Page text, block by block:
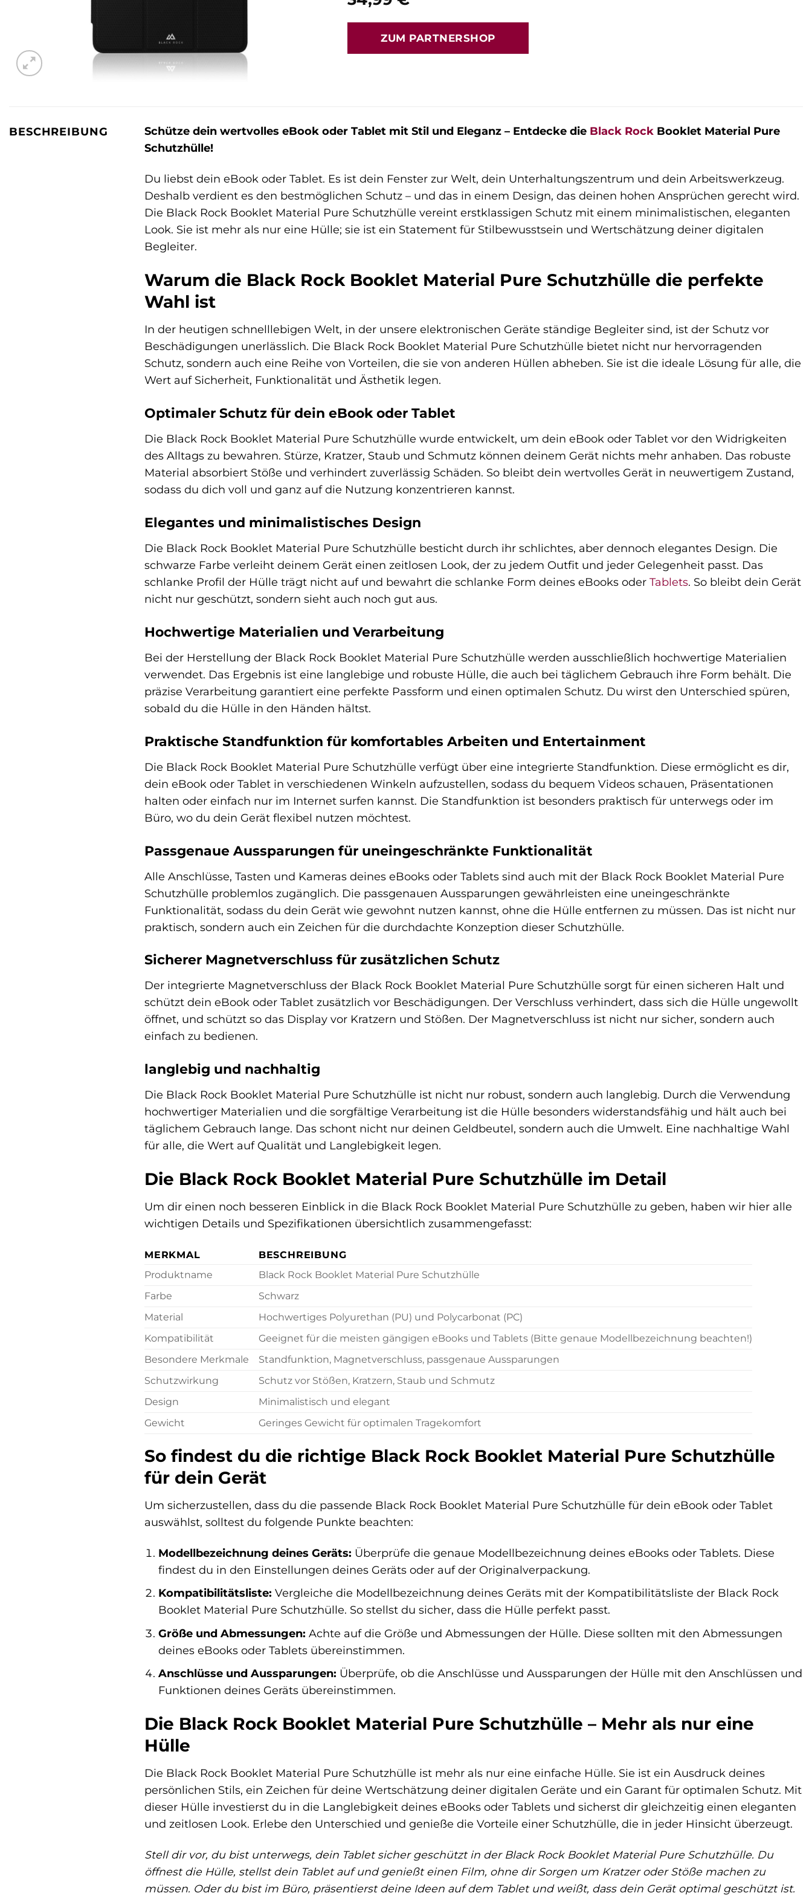
ZUM PARTNERSHOP
BESCHREIBUNG Schütze dein wertvolles eBook oder Tablet mit Stil und Eleganz – Entdecke die Black Rock Booklet Material Pure
Schutzhülle!
Du liebst dein eBook oder Tablet. Es ist dein Fenster zur Welt, dein Unterhaltungszentrum und dein Arbeitswerkzeug.
Deshalb verdient es den bestmöglichen Schutz – und das in einem Design, das deinen hohen Ansprüchen gerecht wird.
Die Black Rock Booklet Material Pure Schutzhülle vereint erstklassigen Schutz mit einem minimalistischen, eleganten
Look. Sie ist mehr als nur eine Hülle; sie ist ein Statement für Stilbewusstsein und Wertschätzung deiner digitalen
Begleiter.
Warum die Black Rock Booklet Material Pure Schutzhülle die perfekte
Wahl ist
In der heutigen schnelllebigen Welt, in der unsere elektronischen Geräte ständige Begleiter sind, ist der Schutz vor
Beschädigungen unerlässlich. Die Black Rock Booklet Material Pure Schutzhülle bietet nicht nur hervorragenden
Schutz, sondern auch eine Reihe von Vorteilen, die sie von anderen Hüllen abheben. Sie ist die ideale Lösung für alle, die
Wert auf Sicherheit, Funktionalität und Ästhetik legen.
Optimaler Schutz für dein eBook oder Tablet
Die Black Rock Booklet Material Pure Schutzhülle wurde entwickelt, um dein eBook oder Tablet vor den Widrigkeiten
des Alltags zu bewahren. Stürze, Kratzer, Staub und Schmutz können deinem Gerät nichts mehr anhaben. Das robuste
Material absorbiert Stöße und verhindert zuverlässig Schäden. So bleibt dein wertvolles Gerät in neuwertigem Zustand,
sodass du dich voll und ganz auf die Nutzung konzentrieren kannst.
Elegantes und minimalistisches Design
Die Black Rock Booklet Material Pure Schutzhülle besticht durch ihr schlichtes, aber dennoch elegantes Design. Die
schwarze Farbe verleiht deinem Gerät einen zeitlosen Look, der zu jedem Outfit und jeder Gelegenheit passt. Das
schlanke Profil der Hülle trägt nicht auf und bewahrt die schlanke Form deines eBooks oder Tablets. So bleibt dein Gerät
nicht nur geschützt, sondern sieht auch noch gut aus.
Hochwertige Materialien und Verarbeitung
Bei der Herstellung der Black Rock Booklet Material Pure Schutzhülle werden ausschließlich hochwertige Materialien
verwendet. Das Ergebnis ist eine langlebige und robuste Hülle, die auch bei täglichem Gebrauch ihre Form behält. Die
präzise Verarbeitung garantiert eine perfekte Passform und einen optimalen Schutz. Du wirst den Unterschied spüren,
sobald du die Hülle in den Händen hältst.
Praktische Standfunktion für komfortables Arbeiten und Entertainment
Die Black Rock Booklet Material Pure Schutzhülle verfügt über eine integrierte Standfunktion. Diese ermöglicht es dir,
dein eBook oder Tablet in verschiedenen Winkeln aufzustellen, sodass du bequem Videos schauen, Präsentationen
halten oder einfach nur im Internet surfen kannst. Die Standfunktion ist besonders praktisch für unterwegs oder im
Büro, wo du dein Gerät flexibel nutzen möchtest.
Passgenaue Aussparungen für uneingeschränkte Funktionalität
Alle Anschlüsse, Tasten und Kameras deines eBooks oder Tablets sind auch mit der Black Rock Booklet Material Pure
Schutzhülle problemlos zugänglich. Die passgenauen Aussparungen gewährleisten eine uneingeschränkte
Funktionalität, sodass du dein Gerät wie gewohnt nutzen kannst, ohne die Hülle entfernen zu müssen. Das ist nicht nur
praktisch, sondern auch ein Zeichen für die durchdachte Konzeption dieser Schutzhülle.
Sicherer Magnetverschluss für zusätzlichen Schutz
Der integrierte Magnetverschluss der Black Rock Booklet Material Pure Schutzhülle sorgt für einen sicheren Halt und
schützt dein eBook oder Tablet zusätzlich vor Beschädigungen. Der Verschluss verhindert, dass sich die Hülle ungewollt
öffnet, und schützt so das Display vor Kratzern und Stößen. Der Magnetverschluss ist nicht nur sicher, sondern auch
einfach zu bedienen.
langlebig und nachhaltig
Die Black Rock Booklet Material Pure Schutzhülle ist nicht nur robust, sondern auch langlebig. Durch die Verwendung
hochwertiger Materialien und die sorgfältige Verarbeitung ist die Hülle besonders widerstandsfähig und hält auch bei
täglichem Gebrauch lange. Das schont nicht nur deinen Geldbeutel, sondern auch die Umwelt. Eine nachhaltige Wahl
für alle, die Wert auf Qualität und Langlebigkeit legen.
Die Black Rock Booklet Material Pure Schutzhülle im Detail
Um dir einen noch besseren Einblick in die Black Rock Booklet Material Pure Schutzhülle zu geben, haben wir hier alle
wichtigen Details und Spezifikationen übersichtlich zusammengefasst:
MERKMAL
BESCHREIBUNG
Produktname
Black Rock Booklet Material Pure Schutzhülle
Farbe
Schwarz
Material
Hochwertiges Polyurethan (PU) und Polycarbonat (PC)
Kompatibilität
Geeignet für die meisten gängigen eBooks und Tablets (Bitte genaue Modellbezeichnung beachten!)
Besondere Merkmale
Standfunktion, Magnetverschluss, passgenaue Aussparungen
Schutzwirkung
Schutz vor Stößen, Kratzern, Staub und Schmutz
Design
Minimalistisch und elegant
Gewicht
Geringes Gewicht für optimalen Tragekomfort
So findest du die richtige Black Rock Booklet Material Pure Schutzhülle
für dein Gerät
Um sicherzustellen, dass du die passende Black Rock Booklet Material Pure Schutzhülle für dein eBook oder Tablet
auswählst, solltest du folgende Punkte beachten:
Modellbezeichnung deines Geräts: Überprüfe die genaue Modellbezeichnung deines eBooks oder Tablets. Diese
findest du in den Einstellungen deines Geräts oder auf der Originalverpackung.
Kompatibilitätsliste: Vergleiche die Modellbezeichnung deines Geräts mit der Kompatibilitätsliste der Black Rock
Booklet Material Pure Schutzhülle. So stellst du sicher, dass die Hülle perfekt passt.
Größe und Abmessungen: Achte auf die Größe und Abmessungen der Hülle. Diese sollten mit den Abmessungen
deines eBooks oder Tablets übereinstimmen.
Anschlüsse und Aussparungen: Überprüfe, ob die Anschlüsse und Aussparungen der Hülle mit den Anschlüssen und
Funktionen deines Geräts übereinstimmen.
Die Black Rock Booklet Material Pure Schutzhülle – Mehr als nur eine
Hülle
Die Black Rock Booklet Material Pure Schutzhülle ist mehr als nur eine einfache Hülle. Sie ist ein Ausdruck deines
persönlichen Stils, ein Zeichen für deine Wertschätzung deiner digitalen Geräte und ein Garant für optimalen Schutz. Mit
dieser Hülle investierst du in die Langlebigkeit deines eBooks oder Tablets und sicherst dir gleichzeitig einen eleganten
und zeitlosen Look. Erlebe den Unterschied und genieße die Vorteile einer Schutzhülle, die in jeder Hinsicht überzeugt.
Stell dir vor, du bist unterwegs, dein Tablet sicher geschützt in der Black Rock Booklet Material Pure Schutzhülle. Du
öffnest die Hülle, stellst dein Tablet auf und genießt einen Film, ohne dir Sorgen um Kratzer oder Stöße machen zu
müssen. Oder du bist im Büro, präsentierst deine Ideen auf dem Tablet und weißt, dass dein Gerät optimal geschützt ist.